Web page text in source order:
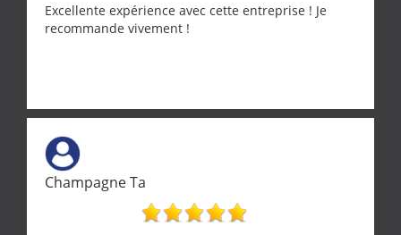
Excellente expérience avec cette entreprise ! Je
recommande vivement !
Champagne Ta